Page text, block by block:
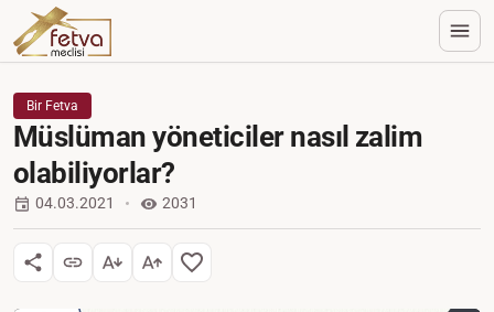
Bir Fetva
Müslüman yöneticiler nasıl zalim
olabiliyorlar?
04.03.2021 2031